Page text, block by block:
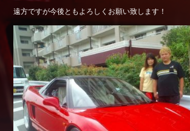
Company
会社概要
遠方ですが今後ともよろしくお願い致します！